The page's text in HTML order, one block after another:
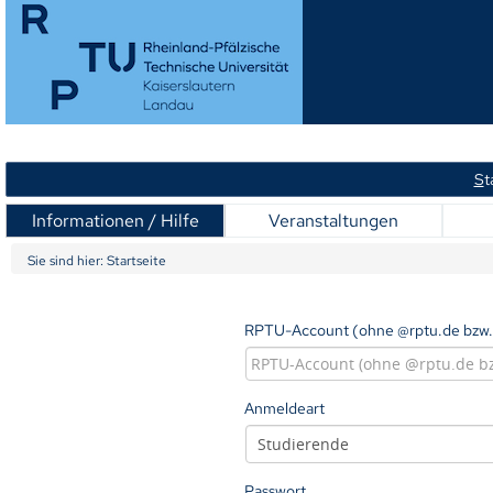
S
Informationen / Hilfe Veranstaltungen
Sie sind hier: Startseite
RPTU-Account (ohne @rptu.de
Anmeldeart